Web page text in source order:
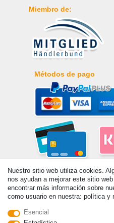
Miembro de:
Métodos de pago
© Copyright 2026 | Todos los derechos
Nuestro sitio web utiliza cookies.
nos ayudan a mejorar este sitio
encontrar más información sobre
como usuario en nuestra: política y
Esencial